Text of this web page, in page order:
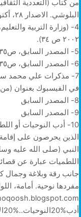
من كتاب (التعددية
البلوشي. الاصدار ٢٨، أكتوبر ٢٠١٥، عُمان، ص ٩).
4- (وزارة التربية
٢٠٠٢ ص ٣٤).
5- المصدر السابق، ص٣٥
6- المصدر السابق، ص٣٥
7- مذكرات علي محمد
في الفيسبوك بعنوان (من ذاكرة
8- المصدر السابق
9- المصدر السابق
10- أدب النوحيات أو
الذين يحرصون على إقامة
النبي (صلى الله عليه
اللطميات عبارة عن
جانب رقة وبلاغة وجمال
أدب%20النوحيات..%20الأدب%20المغمور